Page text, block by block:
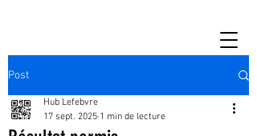
Post
Hub Lefebvre
17 sept. 2025 1 min de lecture